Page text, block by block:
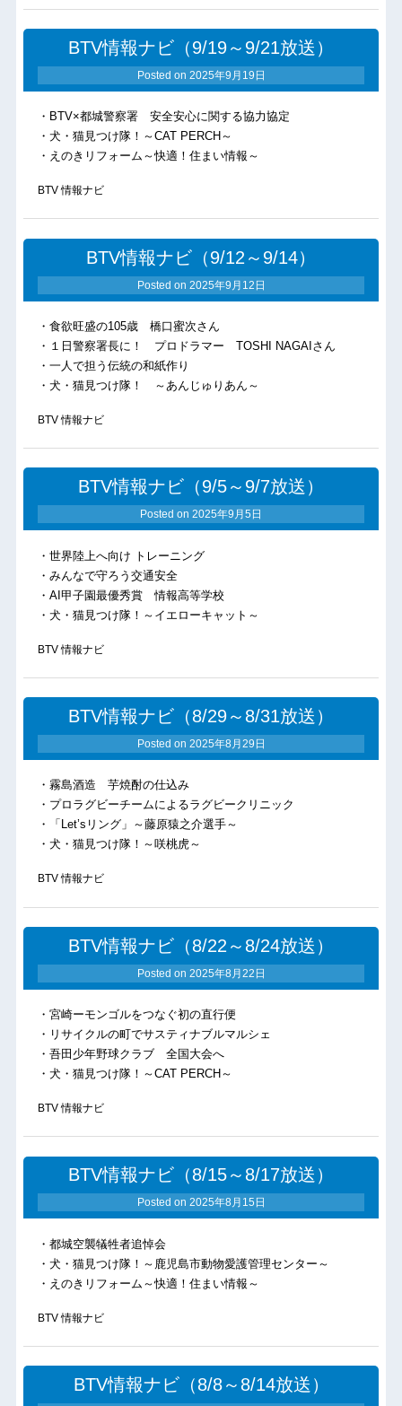
BTV情報ナビ（9/19～9/21放送）
Posted on 2025年9月19日
・BTV×都城警察署 安全安心に関する協力協定
・犬・猫見つけ隊！～CAT PERCH～
・えのきリフォーム～快適！住まい情報～
BTV 情報ナビ
BTV情報ナビ（9/12～9/14）
Posted on 2025年9月12日
・食欲旺盛の105歳 橋口蜜次さん
・１日警察署長に！ プロドラマー TOSHI NAGAIさん
・一人で担う伝統の和紙作り
・犬・猫見つけ隊！ ～あんじゅりあん～
BTV 情報ナビ
BTV情報ナビ（9/5～9/7放送）
Posted on 2025年9月5日
・世界陸上へ向け トレーニング
・みんなで守ろう交通安全
・AI甲子園最優秀賞 情報高等学校
・犬・猫見つけ隊！～イエローキャット～
BTV 情報ナビ
BTV情報ナビ（8/29～8/31放送）
Posted on 2025年8月29日
・霧島酒造 芋焼酎の仕込み
・プロラグビーチームによるラグビークリニック
・「Let’sリング」～藤原猿之介選手～
・犬・猫見つけ隊！～咲桃虎～
BTV 情報ナビ
BTV情報ナビ（8/22～8/24放送）
Posted on 2025年8月22日
・宮崎ーモンゴルをつなぐ初の直行便
・リサイクルの町でサスティナブルマルシェ
・吾田少年野球クラブ 全国大会へ
・犬・猫見つけ隊！～CAT PERCH～
BTV 情報ナビ
BTV情報ナビ（8/15～8/17放送）
Posted on 2025年8月15日
・都城空襲犠牲者追悼会
・犬・猫見つけ隊！～鹿児島市動物愛護管理センター～
・えのきリフォーム～快適！住まい情報～
BTV 情報ナビ
BTV情報ナビ（8/8～8/14放送）